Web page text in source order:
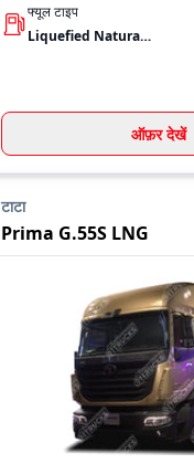
फ्यूल टाइप
Liquefied Natural Gas (LNG)
ऑफ़र देखें
टाटा
Prima G.55S LNG